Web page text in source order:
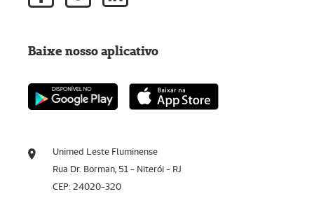
Unimed Leste Fluminense
Rua Dr. Borman, 51 - Niterói - RJ
CEP: 24020-320
Baixe nosso aplicativo